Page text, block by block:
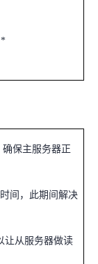
*
保主服务器正
间，此期间解决
让从服务器做读